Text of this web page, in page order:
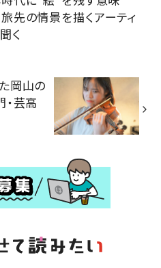
先の情景を描くアーティ
く
岡山の
芸高